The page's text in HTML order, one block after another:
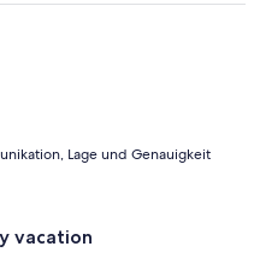
Lage und Genauigkeit
vacation